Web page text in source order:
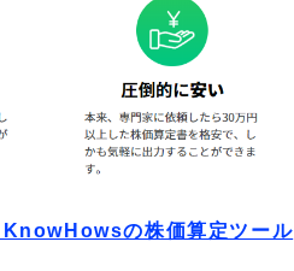
KnowHowsの株価算定ツール